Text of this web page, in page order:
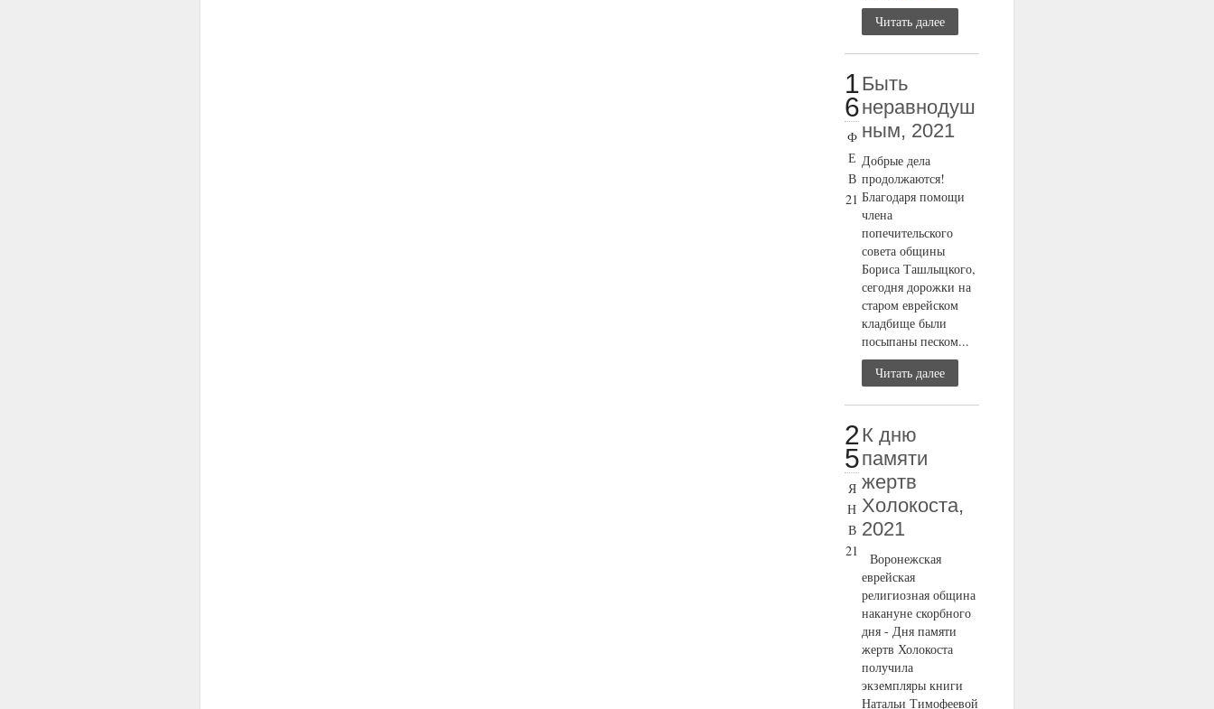
Читать далее
1
6
Ф
Е
В
21
Быть
неравнодуш
ным, 2021
Добрые дела
продолжаются!
Благодаря помощи
члена
попечительского
совета общины
Бориса Ташлыцкого,
сегодня дорожки на
старом еврейском
кладбище были
посыпаны песком...
Читать далее
2
5
Я
Н
В
21
К дню
памяти
жертв
Холокоста,
2021
Воронежская
еврейская
религиозная община
накануне скорбного
дня - Дня памяти
жертв Холокоста
получила
экземпляры книги
Натальи Тимофеевой